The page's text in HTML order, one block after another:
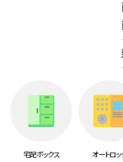
宅配ボックス オートロッ